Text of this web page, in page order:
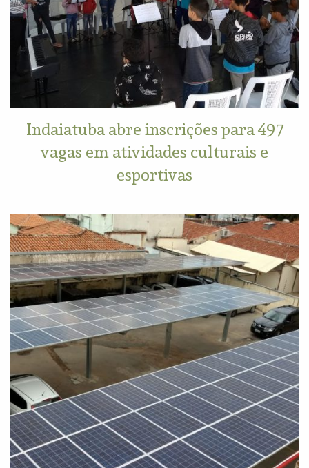
Indaiatuba abre inscrições para 497
vagas em atividades culturais e
esportivas